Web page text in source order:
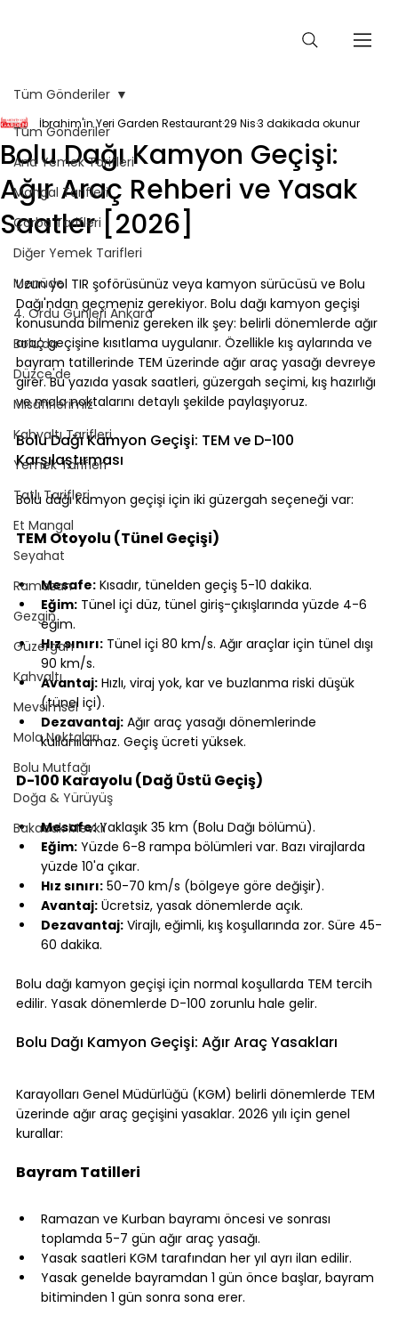
Tüm Gönderiler
Ana Yemek Tarifleri
Mangal Tarifleri
Çorba Tarifleri
Diğer Yemek Tarifleri
Menüde
4. Ordu Günleri Ankara
Bolu'da
Düzce'de
Misafirlerimiz
Kahvaltı Tarifleri
Yemek Tarifleri
Tatlı Tarifleri
Et Mangal
Seyahat
Ramazan
Gezgin
Güzergah
Kahvaltı
Mevsimsel
Mola Noktaları
Bolu Mutfağı
Doğa & Yürüyüş
Bakacak Mevkii
Tüm Gönderiler
Bolu Dağı Kamyon Geçişi:
Ağır Araç Rehberi ve Yasak
Saatler [2026]
İbrahim'in Yeri Garden Restaurant29 Nis3 dakikada okunur
Uzun yol TIR şoförüsünüz veya kamyon sürücüsü ve Bolu
Dağı'ndan geçmeniz gerekiyor. Bolu dağı kamyon geçişi
konusunda bilmeniz gereken ilk şey: belirli dönemlerde ağır
araç geçişine kısıtlama uygulanır. Özellikle kış aylarında ve
bayram tatillerinde TEM üzerinde ağır araç yasağı devreye
girer. Bu yazıda yasak saatleri, güzergah seçimi, kış hazırlığı
ve mola noktalarını detaylı şekilde paylaşıyoruz.
Bolu Dağı Kamyon Geçişi: TEM ve D-100
Karşılaştırması
Bolu dağı kamyon geçişi için iki güzergah seçeneği var:
⠀
TEM Otoyolu (Tünel Geçişi)
⠀
Mesafe: Kısadır, tünelden geçiş 5-10 dakika.
Eğim: Tünel içi düz, tünel giriş-çıkışlarında yüzde 4-6
eğim.
Hız sınırı: Tünel içi 80 km/s. Ağır araçlar için tünel dışı
90 km/s.
Avantaj: Hızlı, viraj yok, kar ve buzlanma riski düşük
(tünel içi).
Dezavantaj: Ağır araç yasağı dönemlerinde
kullanılamaz. Geçiş ücreti yüksek.
⠀
D-100 Karayolu (Dağ Üstü Geçiş)
⠀
Mesafe: Yaklaşık 35 km (Bolu Dağı bölümü).
Eğim: Yüzde 6-8 rampa bölümleri var. Bazı virajlarda
yüzde 10'a çıkar.
Hız sınırı: 50-70 km/s (bölgeye göre değişir).
Avantaj: Ücretsiz, yasak dönemlerde açık.
Dezavantaj: Virajlı, eğimli, kış koşullarında zor. Süre 45-
60 dakika.
Bolu dağı kamyon geçişi için normal koşullarda TEM tercih
edilir. Yasak dönemlerde D-100 zorunlu hale gelir.
Bolu Dağı Kamyon Geçişi: Ağır Araç Yasakları
Karayolları Genel Müdürlüğü (KGM) belirli dönemlerde TEM
üzerinde ağır araç geçişini yasaklar. 2026 yılı için genel
kurallar:
Bayram Tatilleri
Ramazan ve Kurban bayramı öncesi ve sonrası
toplamda 5-7 gün ağır araç yasağı.
Yasak saatleri KGM tarafından her yıl ayrı ilan edilir.
Yasak genelde bayramdan 1 gün önce başlar, bayram
bitiminden 1 gün sonra sona erer.